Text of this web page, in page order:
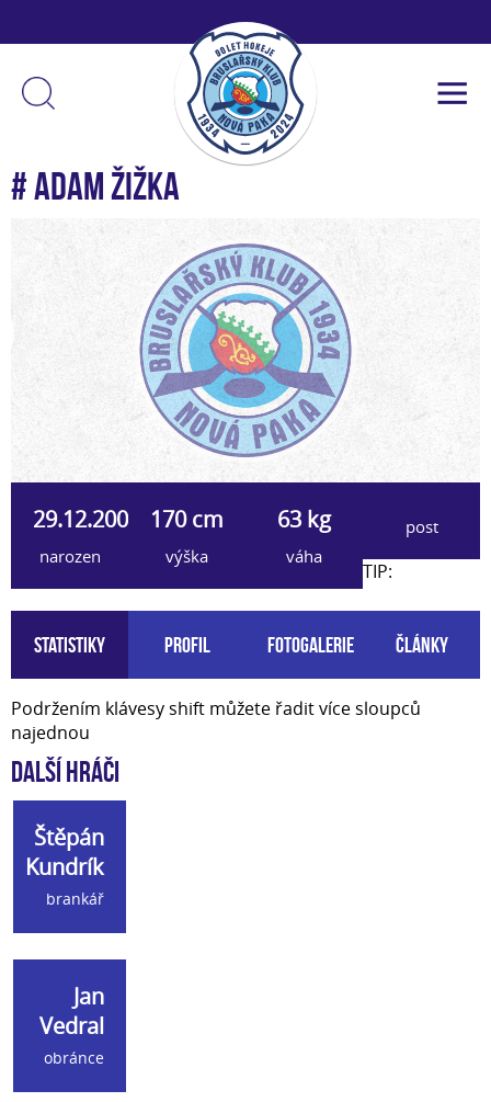
# Adam Žižka
29.12.2007
narozen
170 cm
výška
63 kg
váha
post
Statistiky Profil Fotogalerie Články
TIP:
Podržením klávesy shift můžete řadit více sloupců
najednou
Další hráči
Štěpán
Kundrík
brankář
Jan
Vedral
obránce